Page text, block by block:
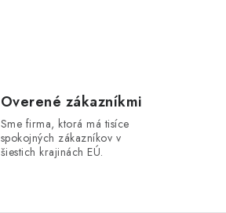
Overené zákazníkmi
Sme firma, ktorá má tisíce
spokojných zákazníkov v
šiestich krajinách EÚ.